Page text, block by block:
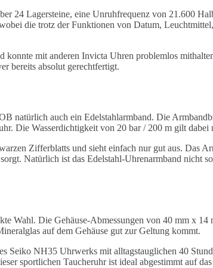
24 Lagersteine, eine Unruhfrequenz von 21.600
die trotz der Funktionen von Datum,
mit anderen Invicta Uhren problemlos
bereits absolut gerechtfertigt.
natürlich auch ein Edelstahlarmband. Die
Die Wasserdichtigkeit von 20 bar / 200 m gilt dabei
Zifferblatts und sieht einfach nur gut aus. Das
Natürlich ist das Edelstahl-Uhrenarmband nicht
Wahl. Die Gehäuse-Abmessungen von 40 mm x
auf dem Gehäuse gut zur Geltung kommt.
Seiko NH35 Uhrwerks mit alltagstauglichen 40
sportlichen Taucheruhr ist ideal abgestimmt auf